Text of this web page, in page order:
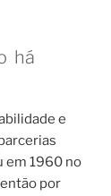
há
e
em 1960 no
por